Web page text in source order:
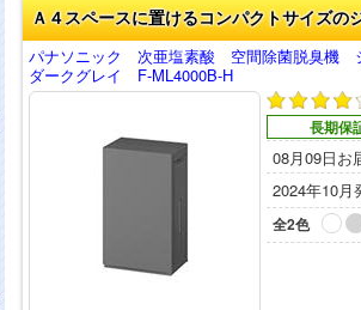
Ａ４スペースに置けるコンパクトサイズの
パナソニック 次亜塩素酸 空間除菌脱臭機
ダークグレイ F-ML4000B-H
長期保
08月09日お
2024年10月
全2色